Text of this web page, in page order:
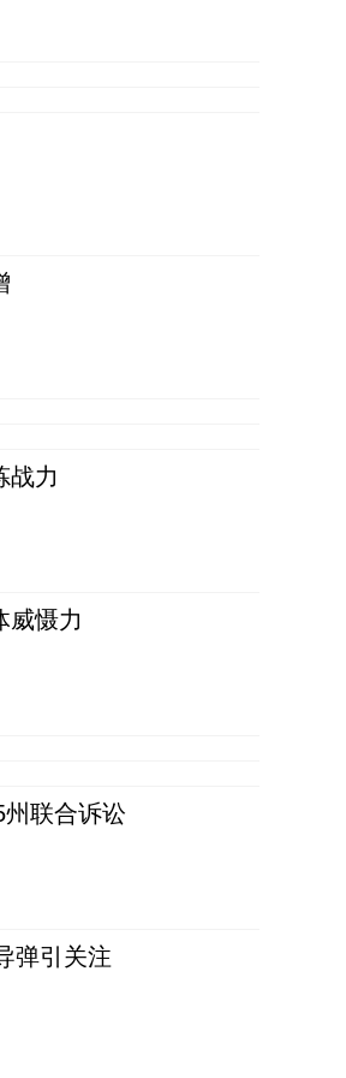
战力
威慑力
联合诉讼
弹引关注